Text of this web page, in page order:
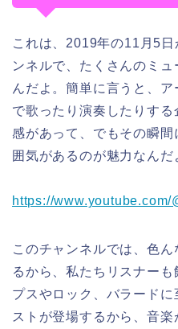
これは、2019年の11月5
ンネルで、たくさんのミ
んだよ。簡単に言うと、
で歌ったり演奏したりす
感があって、でもその瞬
囲気があるのが魅力なんだ
https://www.youtube.com/
このチャンネルでは、色
るから、私たちリスナー
プスやロック、バラード
ストが登場するから、音